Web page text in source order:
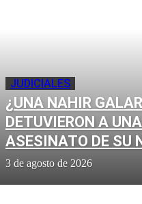
JUDICIALES
¿UNA NAHIR
DETUVIERON A
ASESINATO DE SU
3 de agosto de 2026